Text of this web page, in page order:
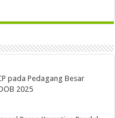
pada Pedagang Besar
2025